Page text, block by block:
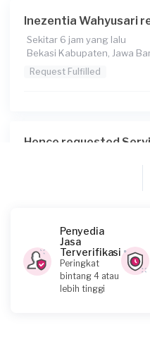
Inezentia Wahyusari
Sekitar 6 jam yang lalu
Bekasi Kabupaten, Jawa
Request Fulfilled
Hence requested
Syaima Ravis
Sekitar 7 jam yang lalu
Depok, Jawa Barat
Penyedia
Jasa
Terverifikasi
Peringkat
bintang 4 atau
lebih tinggi